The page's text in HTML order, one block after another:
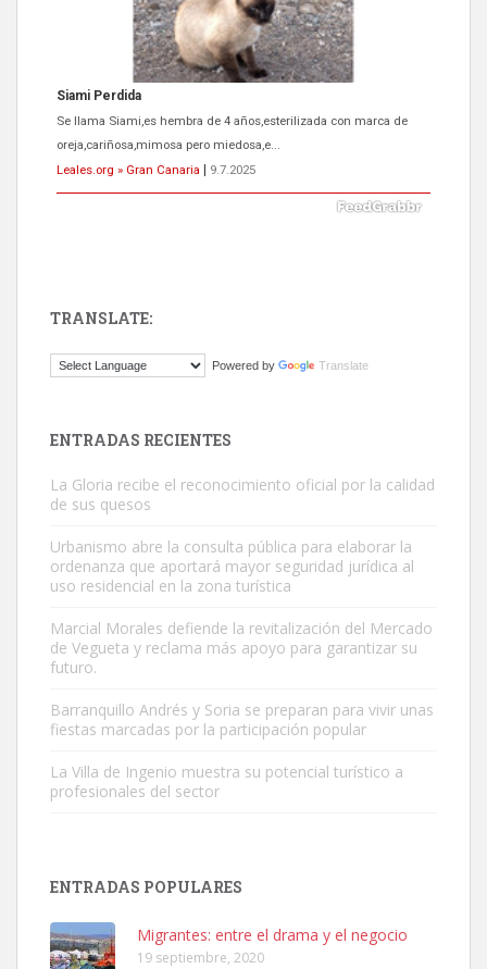
Siami Perdida
Se llama Siami,es hembra de 4 años,esterilizada con marca de
oreja,cariñosa,mimosa pero miedosa,e...
Leales.org » Gran Canaria
9.7.2025
El ayuntamiento se va a llevar a Los Gatos callejeros de la zona los
Este gato macho ha aparecido en la calle hace menos de un mes,
es muy manso y extremadamente cari...
Leales.org » Gran Canaria
Leales.org » Gran Canaria
TRANSLATE:
Powered by Translate
ENTRADAS RECIENTES
La Gloria recibe el reconocimiento oficial por la calidad
de sus quesos
Urbanismo abre la consulta pública para elaborar la
ordenanza que aportará mayor seguridad jurídica al
uso residencial en la zona turística
Marcial Morales defiende la revitalización del Mercado
de Vegueta y reclama más apoyo para garantizar su
futuro.
Barranquillo Andrés y Soria se preparan para vivir unas
fiestas marcadas por la participación popular
La Villa de Ingenio muestra su potencial turístico a
profesionales del sector
ENTRADAS POPULARES
Migrantes: entre el drama y el negocio
19 septiembre, 2020